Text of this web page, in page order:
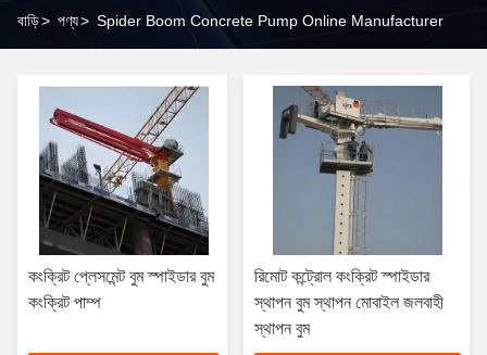
বাড়ি> পণ্য> Spider Boom Concrete Pump Online Manufacturer
কংক্রিট প্লেসমেন্ট বুম স্পাইডার বুম
কংক্রিট পাম্প
রিমোট কন্ট্রোল কংক্রিট স্পাইডার
স্থাপন বুম স্থাপন মোবাইল জলবাহী
স্থাপন বুম